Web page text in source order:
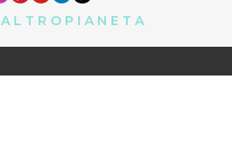
A L T R O P I A N E T A